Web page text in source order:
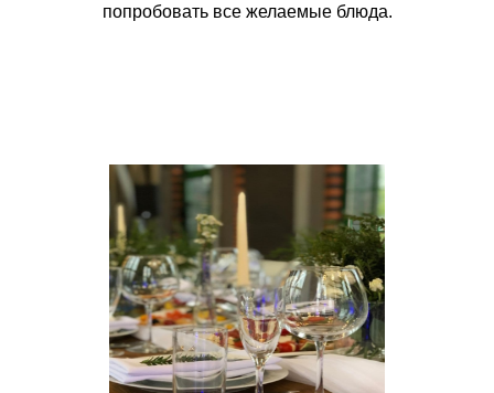
попробовать все желаемые блюда.